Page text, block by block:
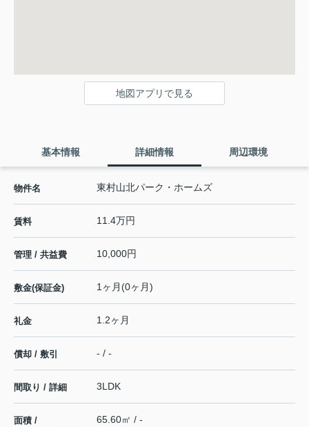
地図アプリで見る
基本情報 詳細情報 周辺環境
物件名 東村山北パーク・ホームズ
賃料 11.4万円
管理 / 共益費 10,000円
敷金(保証金) 1ヶ月(0ヶ月)
礼金 1.2ヶ月
償却 / 敷引 - / -
間取り / 詳細 3LDK
面積 /
65.60㎡ / -